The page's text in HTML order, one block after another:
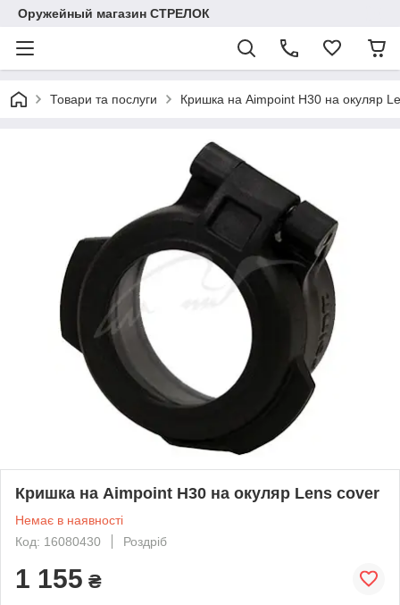
Оружейный магазин СТРЕЛОК
Товари та послуги Кришка на Aimpoint H30 на окуляр
Кришка на Aimpoint H30 на окуляр Lens cover
Немає в наявності
Код: 16080430
Роздріб
1 155 ₴